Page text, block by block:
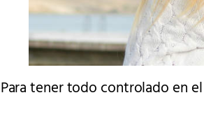
Para tener todo controlado en